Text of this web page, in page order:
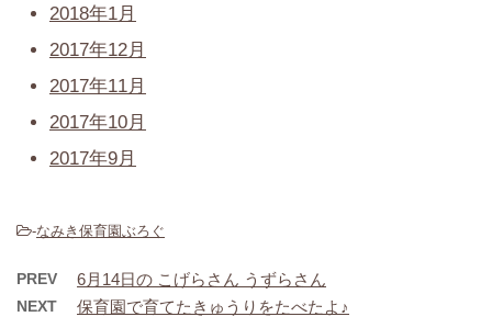
2018年1月
2017年12月
2017年11月
2017年10月
2017年9月
-なみき保育園ぶろぐ
PREV 6月14日の こげらさん うずらさん
NEXT 保育園で育てたきゅうりをたべたよ♪